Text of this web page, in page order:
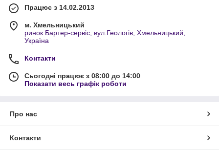
Працює з 14.02.2013
м. Хмельницький
ринок Бартер-сервіс, вул.Геологів, Хмельницький,
Україна
Контакти
Сьогодні працює з 08:00 до 14:00
Показати весь графік роботи
Про нас
Контакти